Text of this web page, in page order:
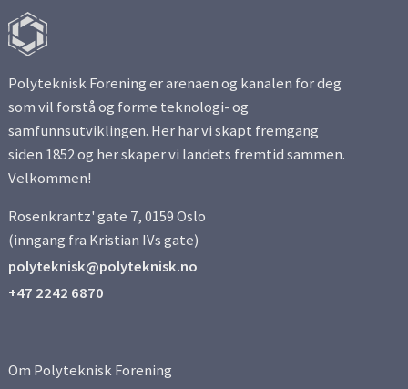
Side 4
Side 5
Side 7
Polyteknisk Forening er arenaen og kanalen for deg
som vil forstå og forme teknologi- og
samfunnsutviklingen. Her har vi skapt fremgang
siden 1852 og her skaper vi landets fremtid sammen.
Velkommen!
Rosenkrantz' gate 7, 0159 Oslo
(inngang fra Kristian IVs gate)
polyteknisk@polyteknisk.no
+47 2242 6870
Om Polyteknisk Forening